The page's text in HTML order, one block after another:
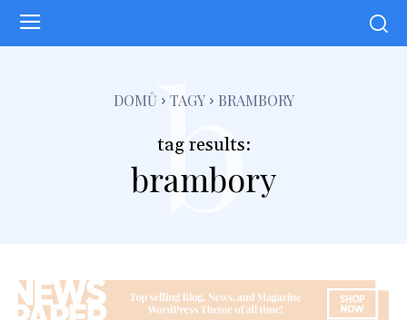
DOMŮ TAGY BRAMBORY
tag results:
brambory
b